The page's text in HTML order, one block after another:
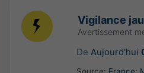
Vigilance
Avertissement
De Aujourd'hui